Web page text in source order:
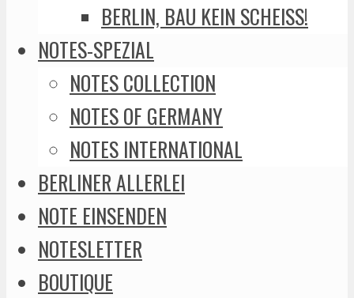
BERLIN, BAU KEIN SCHEISS!
NOTES-SPEZIAL
NOTES COLLECTION
NOTES OF GERMANY
NOTES INTERNATIONAL
BERLINER ALLERLEI
NOTE EINSENDEN
NOTESLETTER
BOUTIQUE